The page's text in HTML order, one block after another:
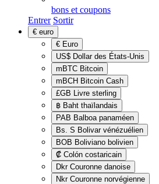
bons et coupons
Entrer Sortir
€ euro
€ Euro
US$ Dollar des États-Unis
mBTC Bitcoin
mBCH Bitcoin Cash
£GB Livre sterling
฿ Baht thaïlandais
PAB Balboa panaméen
Bs. S Bolivar vénézuélien
BOB Boliviano bolivien
₡ Colón costaricain
Dkr Couronne danoise
Nkr Couronne norvégienne